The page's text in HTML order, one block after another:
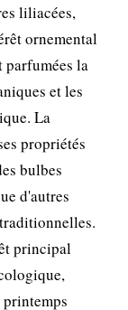
liliacées,
ornemental
parfumées la
et les
La
propriétés
bulbes
d'autres
principal